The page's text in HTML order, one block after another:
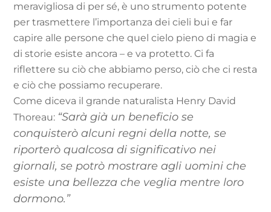
meravigliosa di per sé, è uno strumento potente
per trasmettere l’importanza dei cieli bui e far
capire alle persone che quel cielo pieno di magia e
di storie esiste ancora – e va protetto. Ci fa
riflettere su ciò che abbiamo perso, ciò che ci resta
e ciò che possiamo recuperare.
Come diceva il grande naturalista Henry David
Thoreau: “Sarà già un beneficio se
conquisterò alcuni regni della notte, se
riporterò qualcosa di significativo nei
giornali, se potrò mostrare agli uomini che
esiste una bellezza che veglia mentre loro
dormono.”